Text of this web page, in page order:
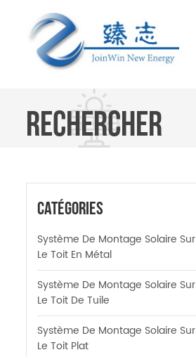
RECHERCHER
Catégories
Système De Montage Solaire Sur
Le Toit En Métal
Système De Montage Solaire Sur
Le Toit De Tuile
Système De Montage Solaire Sur
Le Toit Plat